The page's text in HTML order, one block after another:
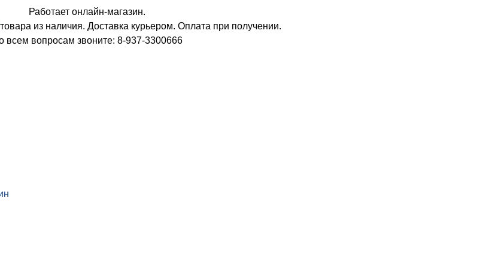
Работает онлайн-магазин.
товара из наличия. Доставка курьером. Оплата при получении.
всем вопросам звоните: 8-937-3300666